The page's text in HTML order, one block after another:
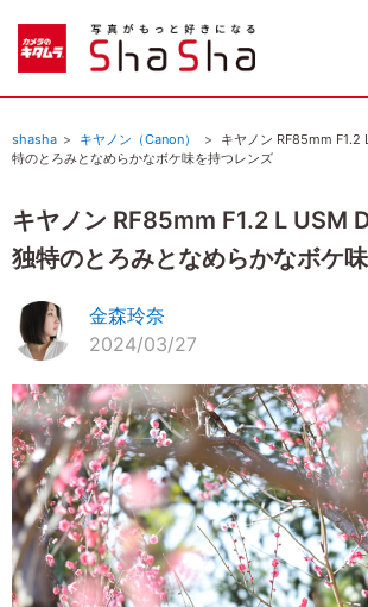
shasha キヤノン（Canon）
キヤノン RF85mm F1.2
特のとろみとなめらかなボケ味を持つレンズ
キヤノン RF85mm F1.2 L USM
独特のとろみとなめらかなボケ
金森玲奈
2024/03/27